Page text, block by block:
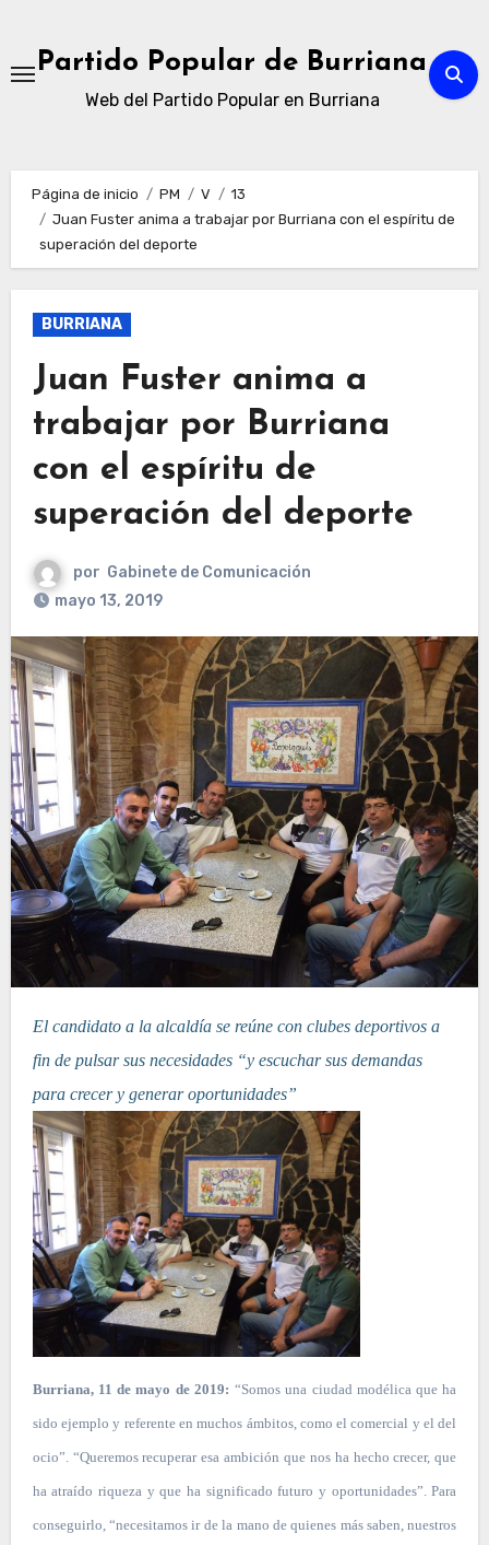
contenidoPartido Popular de Burriana
Web del Partido Popular en Burriana
Página de inicio PM V
13
Juan Fuster anima a trabajar por Burriana con el espíritu de
superación del deporte
BURRIANA
Juan Fuster anima a
trabajar por Burriana
con el espíritu de
superación del deporte
por Gabinete de Comunicación
mayo 13, 2019
El candidato a la alcaldía se reúne con clubes deportivos a
fin de pulsar sus necesidades “y escuchar sus demandas
para crecer y generar oportunidades”
Burriana, 11 de mayo de 2019: “Somos una ciudad modélica que ha
sido ejemplo y referente en muchos ámbitos, como el comercial y el del
ocio”. “Queremos recuperar esa ambición que nos ha hecho crecer, que
ha atraído riqueza y que ha significado futuro y oportunidades”. Para
conseguirlo, “necesitamos ir de la mano de quienes más saben, nuestros